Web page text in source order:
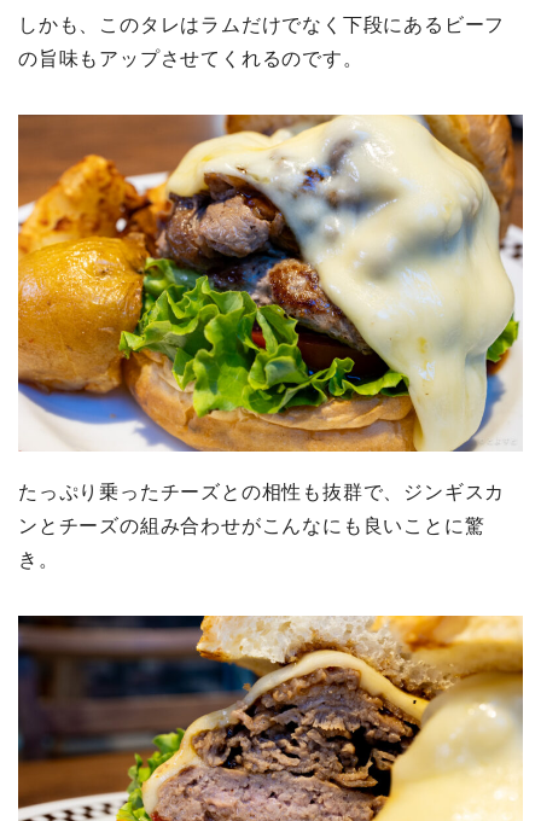
しかも、このタレはラムだけでなく下段にあるビーフ
の旨味もアップさせてくれるのです。
たっぷり乗ったチーズとの相性も抜群で、ジンギスカ
ンとチーズの組み合わせがこんなにも良いことに驚
き。